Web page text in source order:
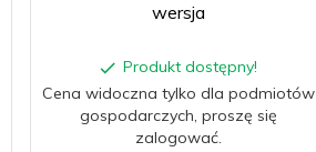
wersja
Produkt dostępny!
Cena widoczna tylko dla podmiotów
gospodarczych, proszę się
zalogować.